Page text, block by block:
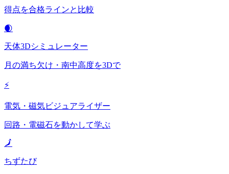
得点を合格ラインと比較
🌒
天体3Dシミュレーター
月の満ち欠け・南中高度を3Dで
⚡
電気・磁気ビジュアライザー
回路・電磁石を動かして学ぶ
🗾
ちずたび